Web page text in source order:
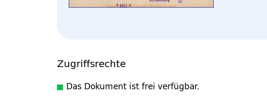
Zugriffsrechte
Das Dokument ist frei verfügbar.